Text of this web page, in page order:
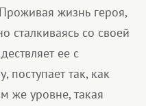
жизнь героя,
сталкиваясь со своей
ее с
поступает так, как
же уровне, такая